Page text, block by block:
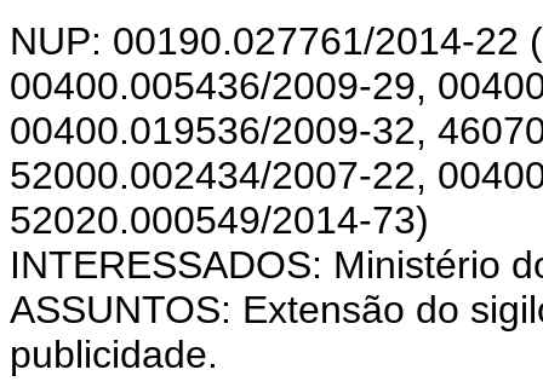
NUP: 00190.027761/2014-22
00400.005436/2009-29,
00400.019536/2009-32,
52000.002434/2007-22,
52020.000549/2014-73)
INTERESSADOS: Ministério
ASSUNTOS: Extensão do
publicidade.